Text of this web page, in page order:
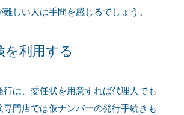
しい人は手間を感じるでしょう。
を利用する
行は、委任状を用意すれば代理人でも
専門店では仮ナンバーの発行手続きも